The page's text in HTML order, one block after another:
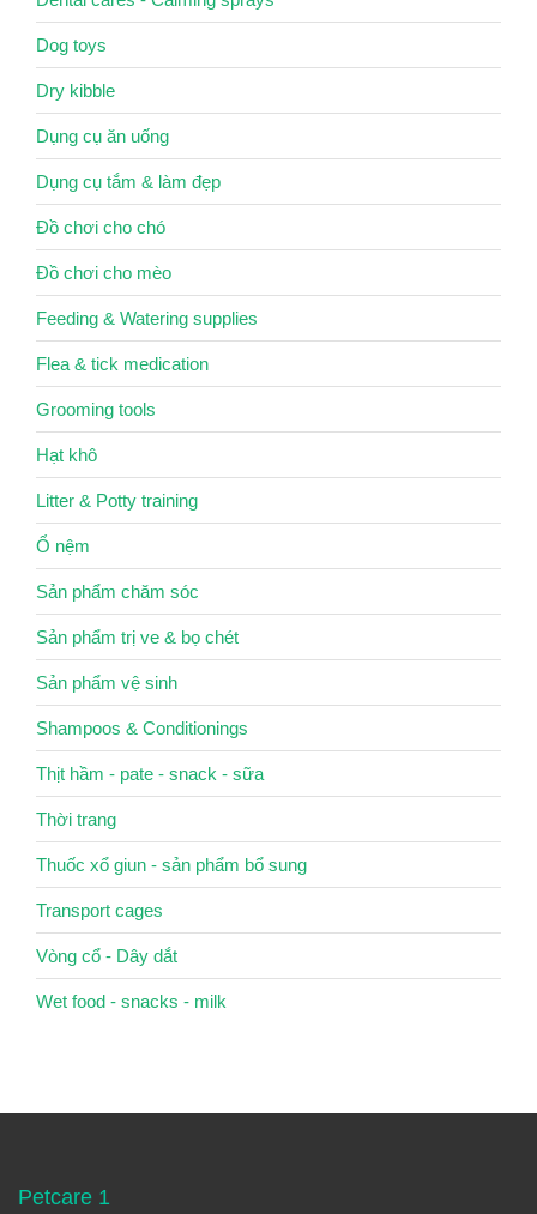
Dog toys
Dry kibble
Dụng cụ ăn uống
Dụng cụ tắm & làm đẹp
Đồ chơi cho chó
Đồ chơi cho mèo
Feeding & Watering supplies
Flea & tick medication
Grooming tools
Hạt khô
Litter & Potty training
Ổ nệm
Sản phẩm chăm sóc
Sản phẩm trị ve & bọ chét
Sản phẩm vệ sinh
Shampoos & Conditionings
Thịt hầm - pate - snack - sữa
Thời trang
Thuốc xổ giun - sản phẩm bổ sung
Transport cages
Vòng cổ - Dây dắt
Wet food - snacks - milk
Petcare 1